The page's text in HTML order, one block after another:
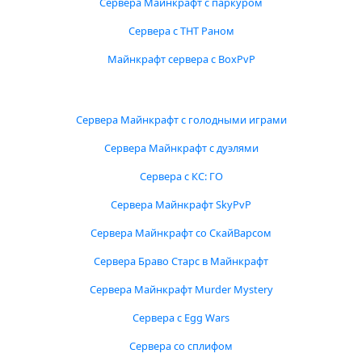
Сервера с ТНТ Раном
Майнкрафт сервера с BoxPvP
Сервера Майнкрафт с голодными играми
Сервера Майнкрафт с дуэлями
Сервера с КС: ГО
Сервера Майнкрафт SkyPvP
Сервера Майнкрафт со СкайВарсом
Сервера Браво Старс в Майнкрафт
Сервера Майнкрафт Murder Mystery
Сервера с Egg Wars
Сервера со сплифом